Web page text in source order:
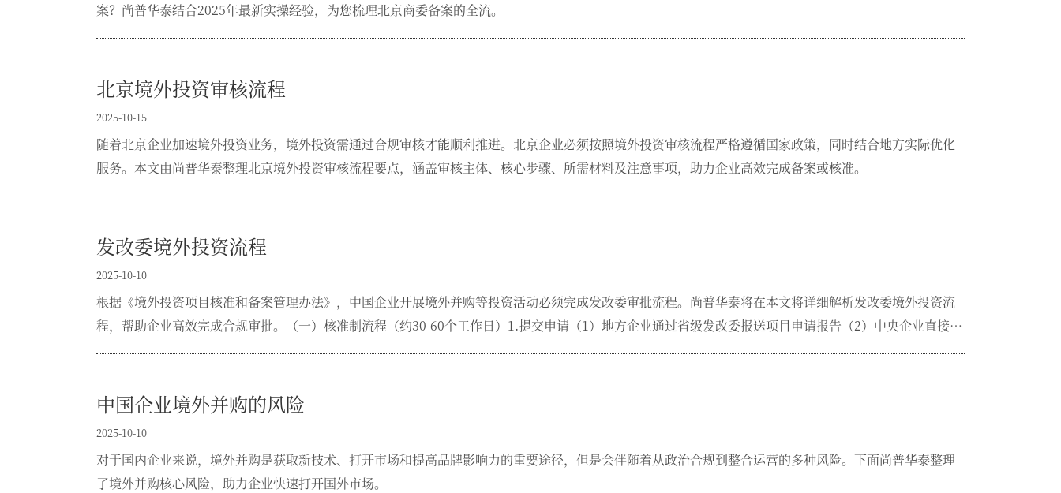
案？尚普华泰结合2025年最新实操经验，为您梳理北京商委备案的全流。
北京境外投资审核流程
2025-10-15
随着北京企业加速境外投资业务，境外投资需通过合规审核才能顺利推进。北京企业必须按照境外投资审核流程严格遵循国家政策，同时结合地方实际优化
服务。本文由尚普华泰整理北京境外投资审核流程​要点，涵盖审核主体、核心步骤、所需材料及注意事项，助力企业高效完成备案或核准。
发改委境外投资流程
2025-10-10
根据《境外投资项目核准和备案管理办法》，中国企业开展境外并购等投资活动必须完成发改委审批流程。尚普华泰将在本文将详细解析发改委境外投资流
程，帮助企业高效完成合规审批。（一）核准制流程（约30-60个工作日）1.提交申请（1）地方企业通过省级发改委报送项目申请报告（2）中央企业直接报
国家发改委报告需包含：并购项目必要性、投融资方案、风险分析等核心内容必备附件：董事会决议、审计报告、中外方意向书等2.部门审核...
中国企业境外并购的风险
2025-10-10
对于国内企业来说，境外并购是获取新技术、打开市场和提高品牌影响力的重要途径，但是会伴随着从政治合规到整合运营的多种风险。下面尚普华泰整理
了境外并购核心风险，助力企业快速打开国外市场。